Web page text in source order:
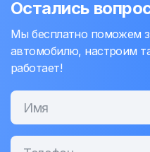
Остались
Мы бесплатно поможем
автомобилю, настроим
работает!